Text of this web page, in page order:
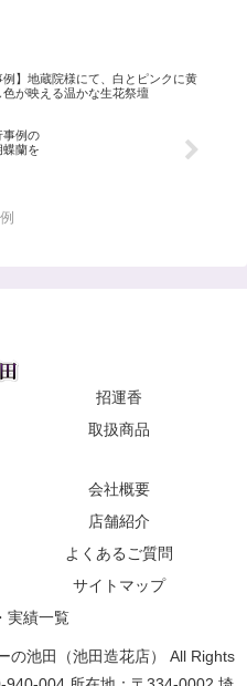
例】地蔵院様にて、白とピンクに黄
色が映える温かな生花祭壇
事例の
蝶蘭を
招運香
取扱商品
会社概要
店舗紹介
よくあるご質問
サイトマップ
実績一覧
池田（池田造花店） All Rights